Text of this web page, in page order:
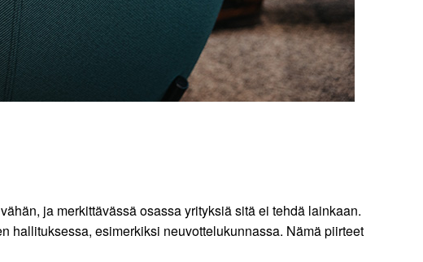
ja merkittävässä osassa yrityksiä sitä ei tehdä lainkaan.
hallituksessa, esimerkiksi neuvottelukunnassa. Nämä piirteet